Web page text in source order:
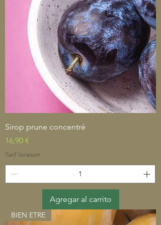
Sirop prune concentré
Precio
16,90 €
Tarif livraison
Agregar al carrito
BIEN ETRE